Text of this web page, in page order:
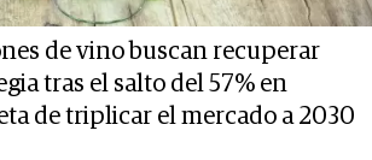
de vino buscan recuperar
tras el salto del 57% en
de triplicar el mercado a 2030